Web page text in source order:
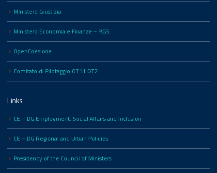
Ministero Giustizia
Ministero Economia e Finanze – RGS
OpenCoesione
Comitato di Pilotaggio OT11 OT2
Links
CE – DG Employment, Social Affairs and Inclusion
CE – DG Regional and Urban Policies
Presidency of the Council of Ministers